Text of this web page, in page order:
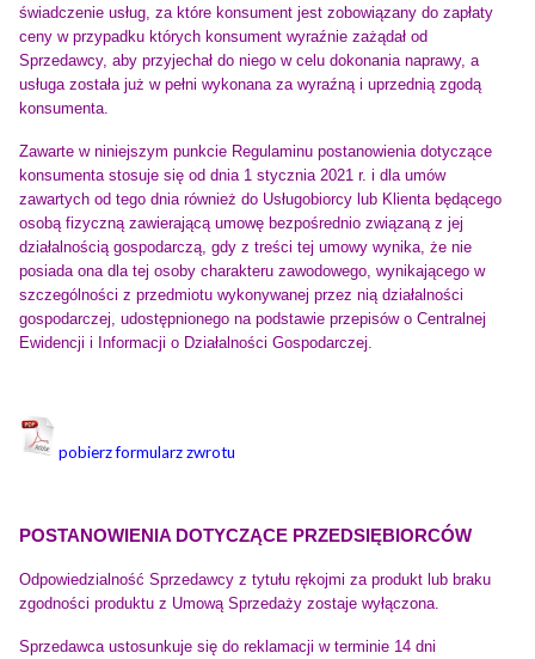
świadczenie usług, za które konsument jest zobowiązany do zapłaty
ceny w przypadku których konsument wyraźnie zażądał od
Sprzedawcy, aby przyjechał do niego w celu dokonania naprawy, a
usługa została już w pełni wykonana za wyraźną i uprzednią zgodą
konsumenta.
Zawarte w niniejszym punkcie Regulaminu postanowienia dotyczące
konsumenta stosuje się od dnia 1 stycznia 2021 r. i dla umów
zawartych od tego dnia również do Usługobiorcy lub Klienta będącego
osobą fizyczną zawierającą umowę bezpośrednio związaną z jej
działalnością gospodarczą, gdy z treści tej umowy wynika, że nie
posiada ona dla tej osoby charakteru zawodowego, wynikającego w
szczególności z przedmiotu wykonywanej przez nią działalności
gospodarczej, udostępnionego na podstawie przepisów o Centralnej
Ewidencji i Informacji o Działalności Gospodarczej.
pobierz formularz zwrotu
POSTANOWIENIA DOTYCZĄCE PRZEDSIĘBIORCÓW
Odpowiedzialność Sprzedawcy z tytułu rękojmi za produkt lub braku
zgodności produktu z Umową Sprzedaży zostaje wyłączona.
Sprzedawca ustosunkuje się do reklamacji w terminie 14 dni